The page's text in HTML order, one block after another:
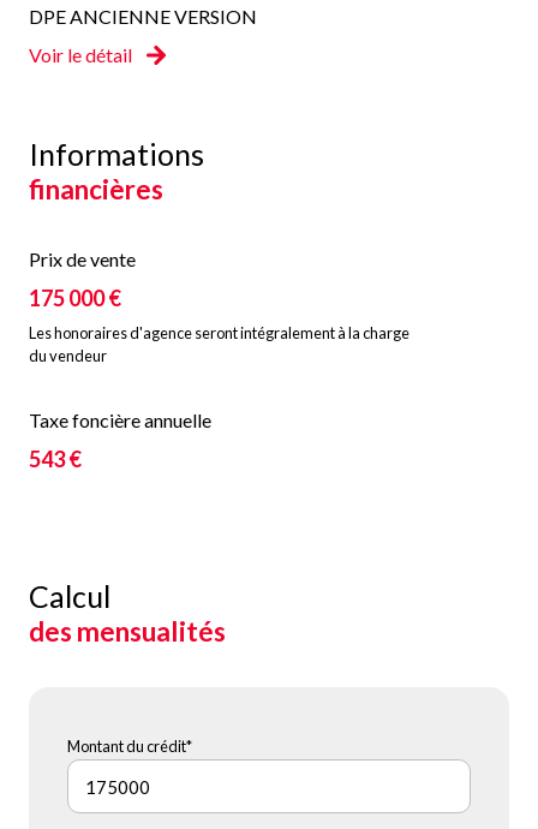
DPE ANCIENNE VERSION
Voir le détail
Informations
financières
Prix de vente
175 000 €
Les honoraires d'agence seront intégralement à la charge
du vendeur
Taxe foncière annuelle
543 €
Calcul
des mensualités
Montant du crédit*